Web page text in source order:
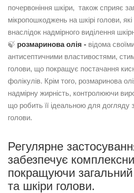
почервоніння шкіри, також сприяє
мікропошкоджень на шкірі голови,
внаслідок надмірного виділення
🍃 розмаринова олія - відома
антисептичними властивостями,
голови, що покращує постачання
фолікулів. Крім того, розмаринова
надмірну жирність, контролюючи
що робить її ідеальною для
голови.
Регулярне
забезпечує
покращуючи
та шкіри голови.